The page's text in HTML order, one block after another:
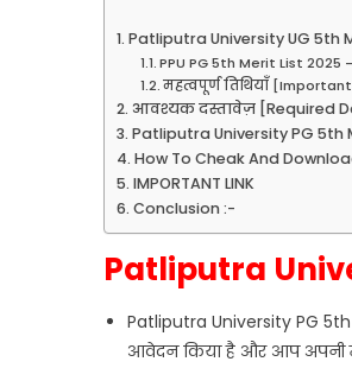
Patliputra University UG 5th
PPU PG 5th Merit List 2025
महत्वपूर्ण तिथियाँ
आवश्यक दस्तावेज़ [Required
Patliputra University PG 5th
How To Cheak And
IMPORTANT LINK
Conclusion :-
Patliputra
Patliputra University PG 5th
आवेदन किया है और आप अपनी